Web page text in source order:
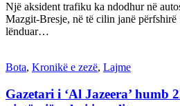
Një aksident trafiku ka ndodhur në
Mazgit-Bresje, në të cilin janë përfshirë
lënduar…
Bota, Kronikë e zezë, Lajme
Gazetari i ‘Al Jazeera’ humb